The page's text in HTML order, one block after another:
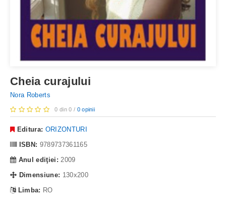
Cheia curajului
Nora Roberts
0 din 0 / 0 opinii
Editura: ORIZONTURI
ISBN: 9789737361165
Anul ediţiei: 2009
Dimensiune: 130x200
Limba: RO